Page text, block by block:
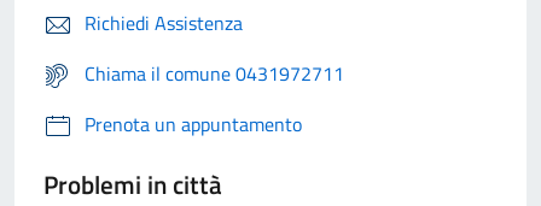
Richiedi Assistenza
Chiama il comune 0431972711
Prenota un appuntamento
Problemi in città